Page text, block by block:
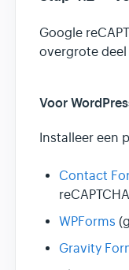
Google
overgrote
Voor
Installeer een
Contact
WPForms
Gravity